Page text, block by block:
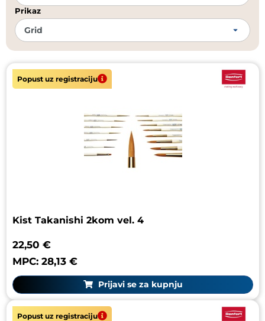
Prikaz
Popust uz registraciju
Kist Takanishi 2kom vel. 4
22,50 €
MPC: 28,13 €
Prijavi se za kupnju
Popust uz registraciju